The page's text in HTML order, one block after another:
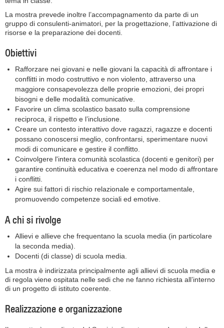
La mostra prevede inoltre l’accompagnamento da parte di un
gruppo di consulenti-animatori, per la progettazione, l’attivazione di
risorse e la preparazione dei docenti.
Obiettivi
Rafforzare nei giovani e nelle giovani la capacità di affrontare i
conflitti in modo costruttivo e non violento, attraverso una
maggiore consapevolezza delle proprie emozioni, dei propri
bisogni e delle modalità comunicative.
Favorire un clima scolastico basato sulla comprensione
reciproca, il rispetto e l’inclusione.
Creare un contesto interattivo dove ragazzi, ragazze e docenti
possano conoscersi meglio, confrontarsi, sperimentare nuovi
modi di comunicare e gestire il conflitto.
Coinvolgere l'intera comunità scolastica (docenti e genitori) per
garantire continuità educativa e coerenza nel modo di affrontare
i conflitti.
Agire sui fattori di rischio relazionale e comportamentale,
promuovendo competenze sociali ed emotive.
A chi si rivolge
Allievi e allieve che frequentano la scuola media (in particolare
la seconda media).
Docenti (di classe) di scuola media.
La mostra è indirizzata principalmente agli allievi di scuola media e
di regola viene ospitata nelle sedi che ne fanno richiesta all’interno
di un progetto di istituto coerente.
Realizzazione e organizzazione